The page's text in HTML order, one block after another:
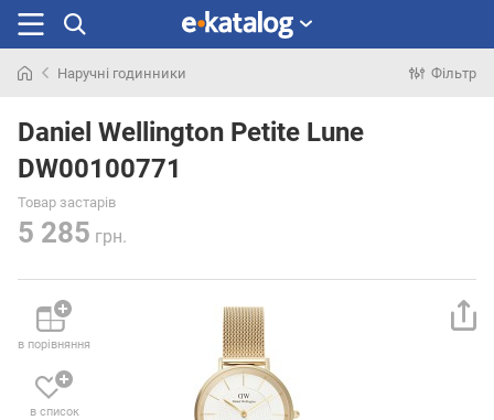
раніше
Наручні годинники Фільтр
Daniel Wellington Petite Lune
DW00100771
Товар застарів
5 285 грн.
в порівняння
в список